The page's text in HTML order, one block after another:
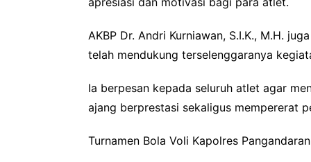
AKBP Dr. Andri Kurniawan, S.I.K., M.H.
telah mendukung terselenggaranya
Ia berpesan kepada seluruh atlet agar
ajang berprestasi sekaligus mempererat
Turnamen Bola Voli Kapolres